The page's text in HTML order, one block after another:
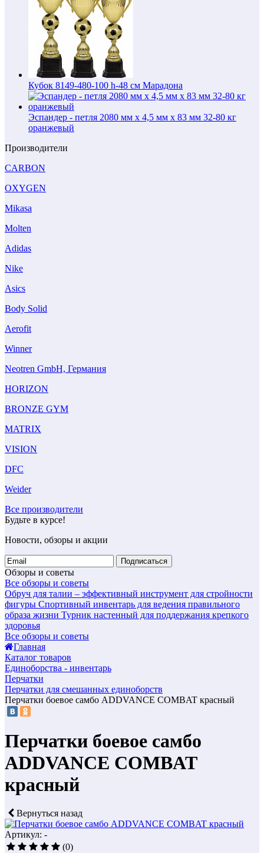
Кубок 8149-480-100 h-48 см Марадона
Эспандер - петля 2080 мм x 4,5 мм х 83 мм 32-80 кг
оранжевый
Производители
CARBON
OXYGEN
Mikasa
Molten
Adidas
Nike
Asics
Body Solid
Aerofit
Winner
Neotren GmbH, Германия
HORIZON
BRONZE GYM
MATRIX
VISION
DFC
Weider
Все производители
Будьте в курсе!
Новости, обзоры и акции
Подписаться
Обзоры и советы
Все обзоры и советы
Обруч для талии – эффективный инструмент для стройности
фигуры Спортивный инвентарь для ведения правильного
образа жизни Турник настенный для поддержания крепкого
здоровья
Все обзоры и советы
Главная
Каталог товаров
Единоборства - инвентарь
Перчатки
Перчатки для смешанных единоборств
Перчатки боевое самбо ADDVANCE COMBAT красный
Перчатки боевое самбо
ADDVANCE COMBAT
красный
Вернуться назад
Артикул: -
(0)